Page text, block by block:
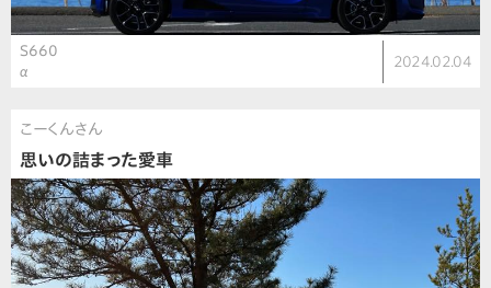
S660
α
2024.02.04
こーくんさん
思いの詰まった愛車